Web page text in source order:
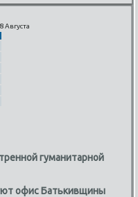
Августа
гуманитарной
офис Батькивщины